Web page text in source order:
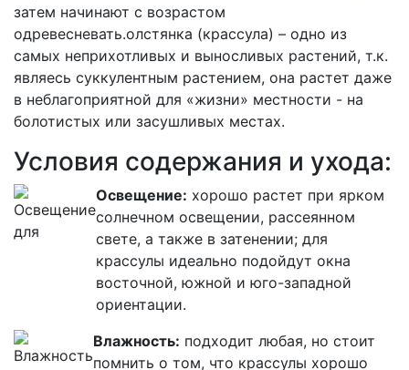
затем начинают с возрастом
одревесневать.олстянка (крассула) – одно из
самых неприхотливых и выносливых растений, т.к.
являесь суккулентным растением, она растет даже
в неблагоприятной для «жизни» местности - на
болотистых или засушливых местах.
Условия содержания и ухода:
Освещение: хорошо растет при ярком
солнечном освещении, рассеянном
свете, а также в затенении; для
крассулы идеально подойдут окна
восточной, южной и юго-западной
ориентации.
Влажность: подходит любая, но стоит
помнить о том, что крассулы хорошо